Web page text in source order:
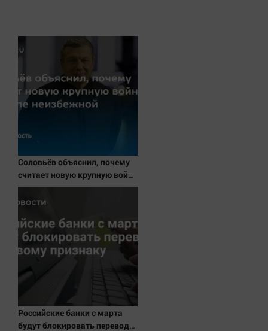
Соловьёв объяснил, почему
считает новую крупную войну
в Европе неизбежной
Российские банки с марта
будут блокировать переводы